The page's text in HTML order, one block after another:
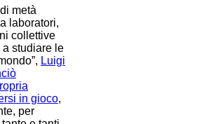
metà
laboratori,
collettive
studiare le
Luigi
in gioco,
per